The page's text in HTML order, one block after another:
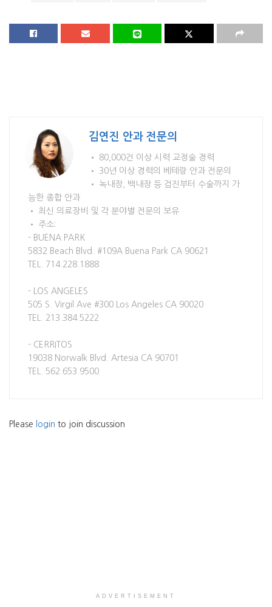
김연진 안과 전문의
• 80,000건 이상 시력 교정술 경력
• 30년 이상 경력의 베테랑 안과 전문의
• 녹내장, 백내장 등 검진부터 수술까지 가
능한 종합 안과
• 최신 의료장비 및 각 분야별 전문의 보유
• 주소:
- BUENA PARK
5832 Beach Blvd. #109A Buena Park CA 90621
TEL. 714.228.1888
- LOS ANGELES
505 S. Virgil Ave #300 Los Angeles CA 90020
TEL. 213.384.5222
- CERRITOS
19038 Norwalk Blvd. Artesia CA 90701
TEL. 562.653.9500
Please login to join discussion
ADVERTISEMENT